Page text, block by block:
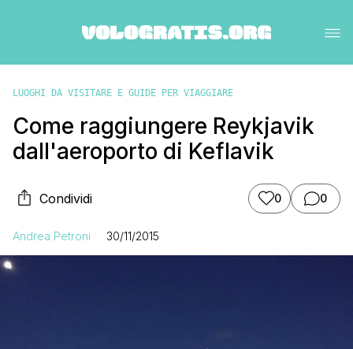
LUOGHI DA VISITARE E GUIDE PER VIAGGIARE
Come raggiungere Reykjavik
dall'aeroporto di Keflavik
Condividi 0 0
Andrea Petroni 30/11/2015